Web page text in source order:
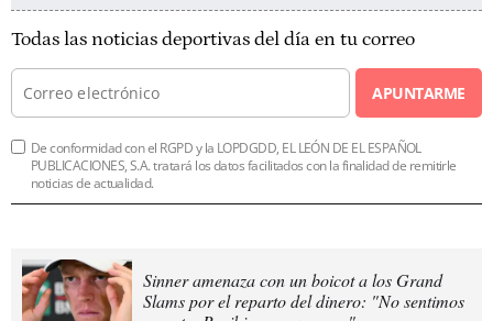
Todas las noticias deportivas del día en tu correo
APUNTARME
De conformidad con el RGPD y la LOPDGDD, EL LEÓN DE EL ESPAÑOL
PUBLICACIONES, S.A. tratará los datos facilitados con la finalidad de remitirle
noticias de actualidad.
Sinner amenaza con un boicot a los Grand
Slams por el reparto del dinero: "No sentimos